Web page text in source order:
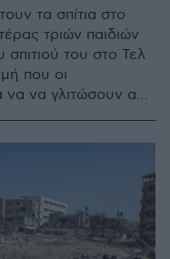
τα σπίτια στο
τριών παιδιών
του στο Τελ
που οι
να να γλιτώσουν από